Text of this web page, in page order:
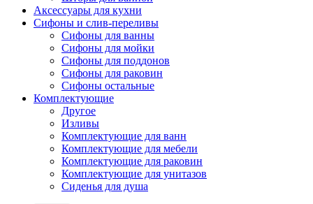
Аксессуары для кухни
Сифоны и слив-переливы
Сифоны для ванны
Сифоны для мойки
Сифоны для поддонов
Сифоны для раковин
Сифоны остальные
Комплектующие
Другое
Изливы
Комплектующие для ванн
Комплектующие для мебели
Комплектующие для раковин
Комплектующие для унитазов
Сиденья для душа